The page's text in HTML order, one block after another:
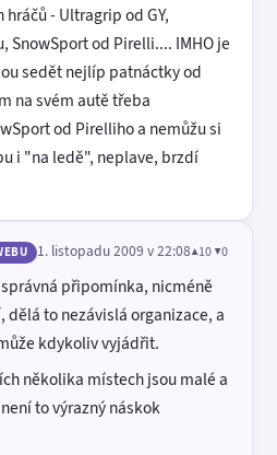
- Ultragrip od GY,
SnowSport od Pirelli.... IMHO je
sedět nejlíp patnáctky od
na svém autě třeba
od Pirelliho a nemůžu si
i "na ledě", neplave, brzdí
1. listopadu 2009 v 22:08▲10 ▼0
připomínka, nicméně
dělá to nezávislá organizace, a
kdykoliv vyjádřit.
několika místech jsou malé a
to výrazný náskok